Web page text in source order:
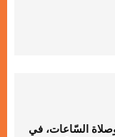
وصلاة السّاعات، في